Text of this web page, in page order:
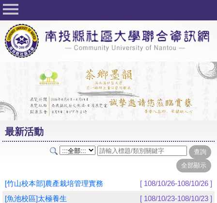
回首頁
關於社大
公佈欄
活動花絮
課程一覽表
志工與社團
友站連結
最新活動
[竹山校本部]農產栽培管理實務
[ 108/10/26-108/10/26 ]
[魚池校區]太極養生
[ 108/10/23-108/10/23 ]